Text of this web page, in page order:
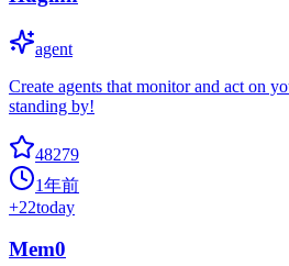
agent
Create agents that monitor and act on
standing by!
48279
1年前
+22today
Mem0